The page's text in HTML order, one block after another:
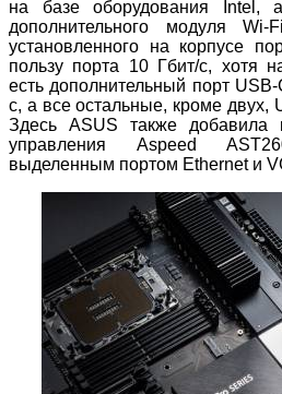
на базе оборудования Intel,
дополнительного модуля Wi-
установленного на корпусе
пользу порта 10 Гбит/с, хотя
есть дополнительный порт
с, а все остальные, кроме двух,
Здесь ASUS также добавила
управления Aspeed
выделенным портом Ethernet и